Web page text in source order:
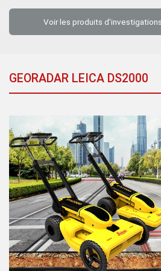
Voir les produits
GEORADAR LEICA DS2000